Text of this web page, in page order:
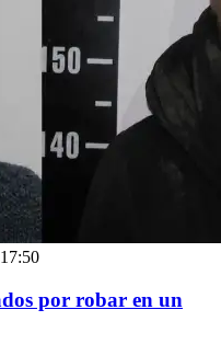
por robar en un